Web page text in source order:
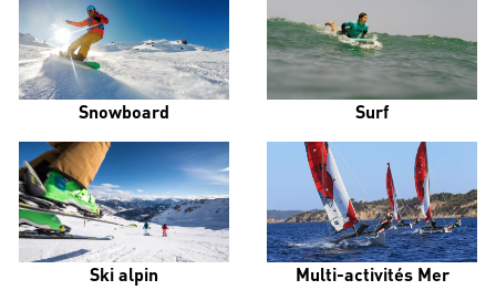
Snowboard Surf
Ski alpin Multi-activités Mer